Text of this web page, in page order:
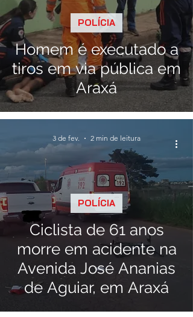
Homem é executado a
tiros em via pública em
Araxá
POLÍCIA
Ciclista de 61 anos
morre em acidente na
Avenida José Ananias
de Aguiar, em Araxá
POLÍCIA
3 de fev. 2 min de leitura